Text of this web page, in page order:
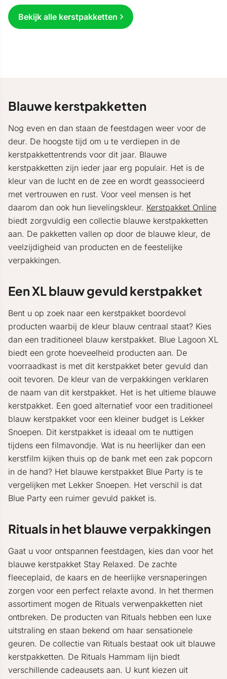
Bekijk alle kerstpakketten
Blauwe kerstpakketten
Nog even en dan staan de feestdagen weer voor de
deur. De hoogste tijd om u te verdiepen in de
kerstpakkettentrends voor dit jaar. Blauwe
kerstpakketten zijn ieder jaar erg populair. Het is de
kleur van de lucht en de zee en wordt geassocieerd
met vertrouwen en rust. Voor veel mensen is het
daarom dan ook hun lievelingskleur. Kerstpakket Online
biedt zorgvuldig een collectie blauwe kerstpakketten
aan. De pakketten vallen op door de blauwe kleur, de
veelzijdigheid van producten en de feestelijke
verpakkingen.
Een XL blauw gevuld kerstpakket
Bent u op zoek naar een kerstpakket boordevol
producten waarbij de kleur blauw centraal staat? Kies
dan een traditioneel blauw kerstpakket. Blue Lagoon XL
biedt een grote hoeveelheid producten aan. De
voorraadkast is met dit kerstpakket beter gevuld dan
ooit tevoren. De kleur van de verpakkingen verklaren
de naam van dit kerstpakket. Het is het ultieme blauwe
kerstpakket. Een goed alternatief voor een traditioneel
blauw kerstpakket voor een kleiner budget is Lekker
Snoepen. Dit kerstpakket is ideaal om te nuttigen
tijdens een filmavondje. Wat is nu heerlijker dan een
kerstfilm kijken thuis op de bank met een zak popcorn
in de hand? Het blauwe kerstpakket Blue Party is te
vergelijken met Lekker Snoepen. Het verschil is dat
Blue Party een ruimer gevuld pakket is.
Rituals in het blauwe verpakkingen
Gaat u voor ontspannen feestdagen, kies dan voor het
blauwe kerstpakket Stay Relaxed. De zachte
fleeceplaid, de kaars en de heerlijke versnaperingen
zorgen voor een perfect relaxte avond. In het thermen
assortiment mogen de Rituals verwenpakketten niet
ontbreken. De producten van Rituals hebben een luxe
uitstraling en staan bekend om haar sensationele
geuren. De collectie van Rituals bestaat ook uit blauwe
kerstpakketten. De Rituals Hammam lijn biedt
verschillende cadeausets aan. U kunt kiezen uit